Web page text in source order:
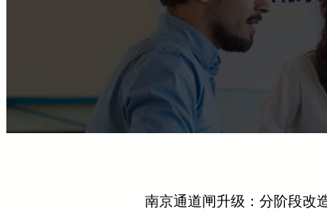
南京通道闸升级：分阶段改